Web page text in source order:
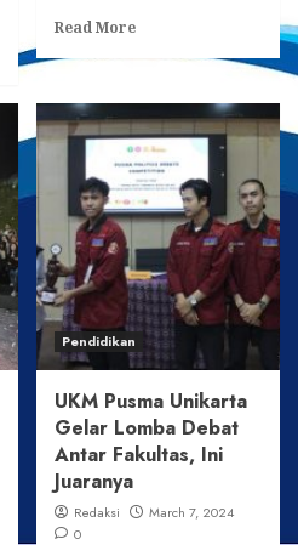
Read MoreRead
PT
Bayan,
Unikarta
Buka
Pintu
untuk
Putra
Putri
Kukar
Pendidikan
UKM Pusma Unikarta
Gelar Lomba Debat
Antar Fakultas, Ini
Juaranya
Redaksi
March 7, 2024
0